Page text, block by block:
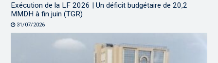
Exécution de la LF 2026 | Un déficit budgétaire de 20,2
MMDH à fin juin (TGR)
31/07/2026